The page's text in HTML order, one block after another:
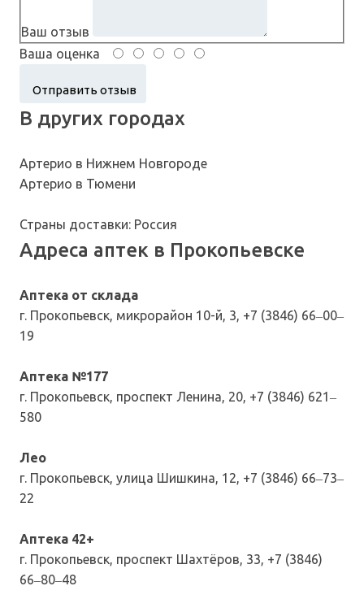
Ваш отзыв
Ваша оценка
В других городах
Артерио в Нижнем Новгороде
Артерио в Тюмени
Страны доставки: Россия
Адреса аптек в Прокопьевске
Аптека от склада
г. Прокопьевск, микрорайон 10-й, 3, +7 (3846) 66‒00‒
19
Аптека №177
г. Прокопьевск, проспект Ленина, 20, +7 (3846) 621‒
580
Лео
г. Прокопьевск, улица Шишкина, 12, +7 (3846) 66‒73‒
22
Аптека 42+
г. Прокопьевск, проспект Шахтёров, 33, +7 (3846)
66‒80‒48